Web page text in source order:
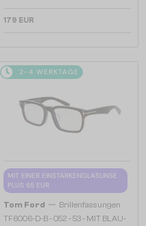
179 EUR
2-4 WERKTAGE
MIT EINER EINSTÄRKENGLASLINSE
PLUS 65 EUR
Tom Ford — Brillenfassungen
TF6006-D-B - 052 - 53 - MIT BLAU-